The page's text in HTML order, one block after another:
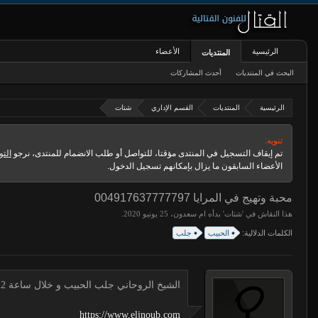
الرئيسية المنتديات القسم الإداري شتات
تنويه:
تم إيقاف التسجيل في المنتدى مؤقتا، للتواصل أو طلب الانضمام للمنتدى، نرجو
الأعضاء السابقون ما يزال بإمكانهم تسجيل الدخول.
محبة وتهيج في المرايا 004917637777797
هذا النقاش في 'شتات' بدأه ام سعدون،
الكلمات الدلالية: الحبيب جلب
الشيخ الروحاني جلب الحبيب و خلال ساعة 00491634511222 لجلب الحبيب
https://www.eljnoub.com
الرئيسية المنتديات
البحث في المنتديات أحدث المشاركات
الأعضاء